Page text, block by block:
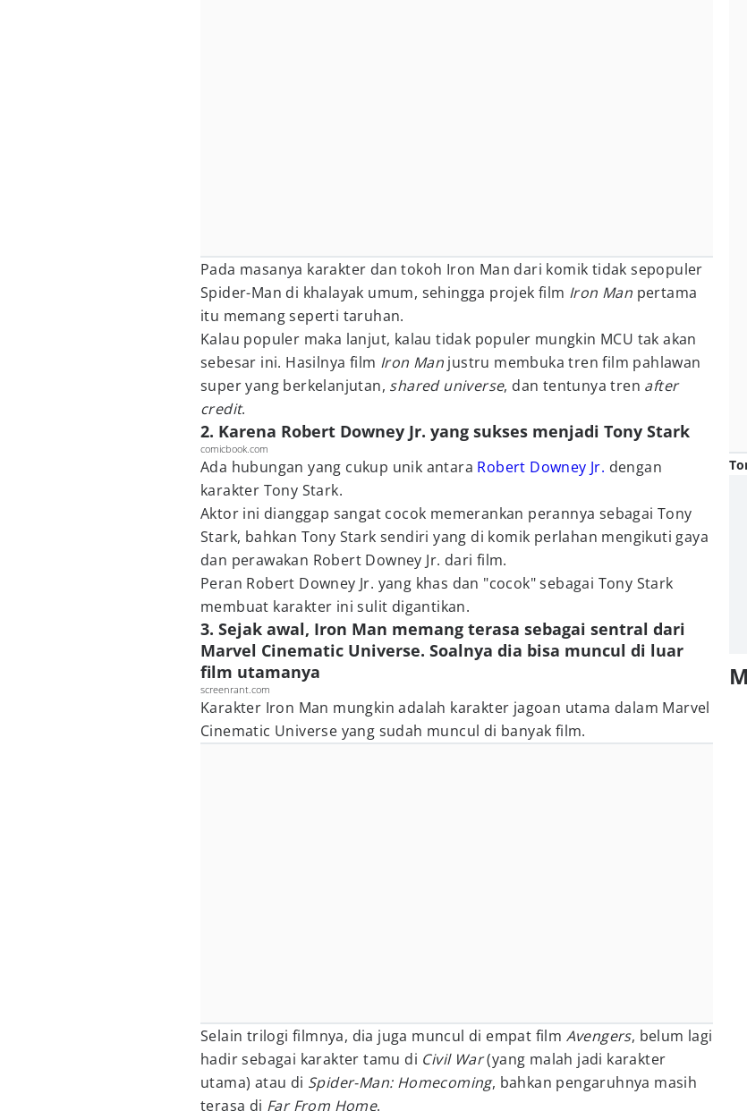
Pada masanya karakter dan tokoh Iron Man dari komik tidak sepopuler
Spider-Man di khalayak umum, sehingga projek film Iron Man pertama
itu memang seperti taruhan.
Kalau populer maka lanjut, kalau tidak populer mungkin MCU tak akan
sebesar ini. Hasilnya film Iron Man justru membuka tren film pahlawan
super yang berkelanjutan, shared universe, dan tentunya tren after
credit.
2. Karena Robert Downey Jr. yang sukses menjadi Tony Stark
comicbook.com
Ada hubungan yang cukup unik antara Robert Downey Jr. dengan
karakter Tony Stark.
Aktor ini dianggap sangat cocok memerankan perannya sebagai Tony
Stark, bahkan Tony Stark sendiri yang di komik perlahan mengikuti gaya
dan perawakan Robert Downey Jr. dari film.
Peran Robert Downey Jr. yang khas dan "cocok" sebagai Tony Stark
membuat karakter ini sulit digantikan.
3. Sejak awal, Iron Man memang terasa sebagai sentral dari
Marvel Cinematic Universe. Soalnya dia bisa muncul di luar
film utamanya
screenrant.com
Karakter Iron Man mungkin adalah karakter jagoan utama dalam Marvel
Cinematic Universe yang sudah muncul di banyak film.
Selain trilogi filmnya, dia juga muncul di empat film Avengers, belum lagi
hadir sebagai karakter tamu di Civil War(yang malah jadi karakter
utama) atau di Spider-Man: Homecoming, bahkan pengaruhnya masih
terasa di Far From Home.